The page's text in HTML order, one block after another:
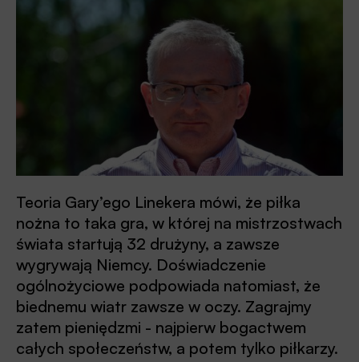
Teoria Gary’ego Linekera mówi, że piłka
nożna to taka gra, w której na mistrzostwach
świata startują 32 drużyny, a zawsze
wygrywają Niemcy. Doświadczenie
ogólnożyciowe podpowiada natomiast, że
biednemu wiatr zawsze w oczy. Zagrajmy
zatem pieniędzmi - najpierw bogactwem
całych społeczeństw, a potem tylko piłkarzy.